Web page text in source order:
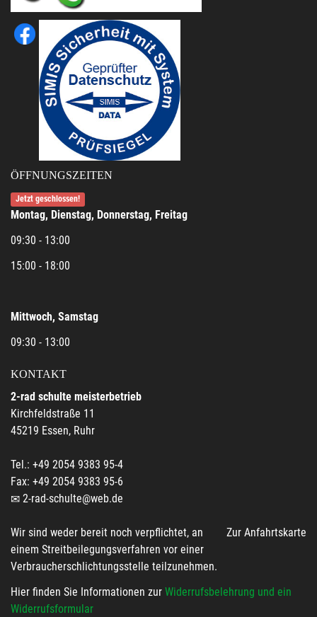
ÖFFNUNGSZEITEN
Jetzt geschlossen!
Montag, Dienstag, Donnerstag, Freitag
09:30 - 13:00
15:00 - 18:00
Mittwoch, Samstag
09:30 - 13:00
KONTAKT
2-rad schulte meisterbetrieb
Kirchfeldstraße 11
45219 Essen, Ruhr
Tel.: +49 2054 9383 95-4
Fax: +49 2054 9383 95-6
2-rad-schulte@web.de
Zur Anfahrtskarte
Wir sind weder bereit noch verpflichtet, an
einem Streitbeilegungsverfahren vor einer
Verbraucherschlichtungsstelle teilzunehmen.
Hier finden Sie Informationen zur Widerrufsbelehrung und ein
Widerrufsformular